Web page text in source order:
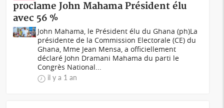
proclame John Mahama Président élu
avec 56 %
John Mahama, le Président élu du Ghana (ph)La
présidente de la Commission Electorale (CE) du
Ghana, Mme Jean Mensa, a officiellement
déclaré John Dramani Mahama du parti le
Congrès National...
il y a 1 an